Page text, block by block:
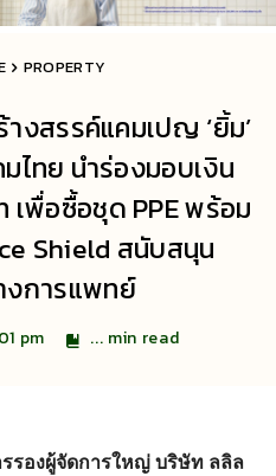
PROPERTY
งสรรค์แคมเปญ ‘ยิ้ม’
ทย นำร่องมอบเงิน
เพื่อซื้อชุด PPE พร้อม
Shield สนับสนุน
งการแพทย์
pm ... min read
รองผู้จัดการใหญ่ บริษัท ลลิล